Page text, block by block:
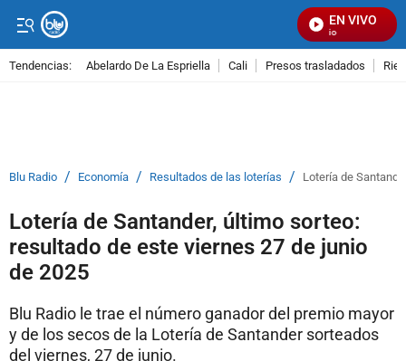
EN VIVO
Tendencias: Abelardo De La Espriella Cali Presos trasladados
Blu Radio / Economía / Resultados de las loterías / Lotería de
Lotería de Santander, último sorteo:
resultado de este viernes 27 de junio
de 2025
Blu Radio le trae el número ganador del premio mayor
y de los secos de la Lotería de Santander sorteados
del viernes, 27 de junio.